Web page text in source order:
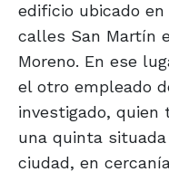
edificio ubicado
calles San Martín
Moreno. En ese
el otro empleado
investigado, quien
una quinta
ciudad, en